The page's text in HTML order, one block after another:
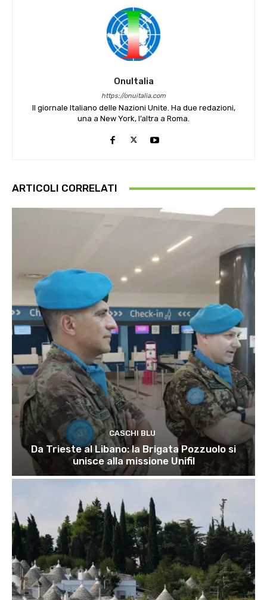
OnuItalia
https://onuitalia.com
Il giornale Italiano delle Nazioni Unite. Ha due redazioni,
una a New York, l’altra a Roma.
ARTICOLI CORRELATI
CASCHI BLU
Da Trieste al Libano: la Brigata Pozzuolo si
unisce alla missione Unifil